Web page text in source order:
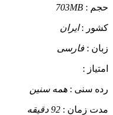
حجم : 703MB
کشور :ایران
زبان : فارسی
امتیاز :
رده سنی : همه سنین
مدت زمان : 92 دقیقه